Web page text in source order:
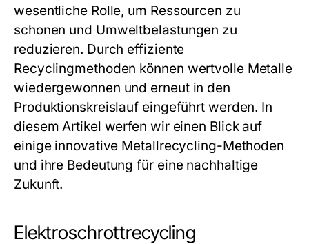
wesentliche Rolle, um Ressourcen zu
schonen und Umweltbelastungen zu
reduzieren. Durch effiziente
Recyclingmethoden können wertvolle Metalle
wiedergewonnen und erneut in den
Produktionskreislauf eingeführt werden. In
diesem Artikel werfen wir einen Blick auf
einige innovative Metallrecycling-Methoden
und ihre Bedeutung für eine nachhaltige
Zukunft.
Elektroschrottrecycling